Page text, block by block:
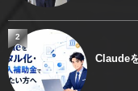
Claude
2